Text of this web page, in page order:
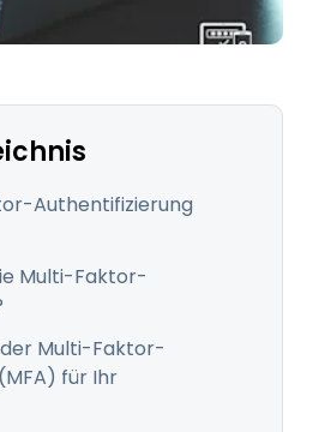
Authentifizierung
Multi-Faktor-
Multi-Faktor-
für Ihr